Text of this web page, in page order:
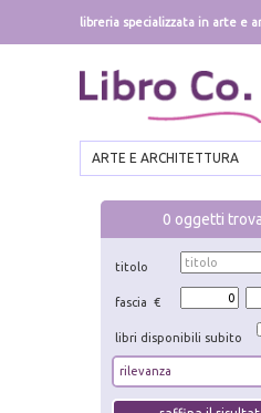
libreria specializzata in arte e
ARTE E ARCHITETTURA
0 oggetti
titolo
fascia €
libri disponibili subito